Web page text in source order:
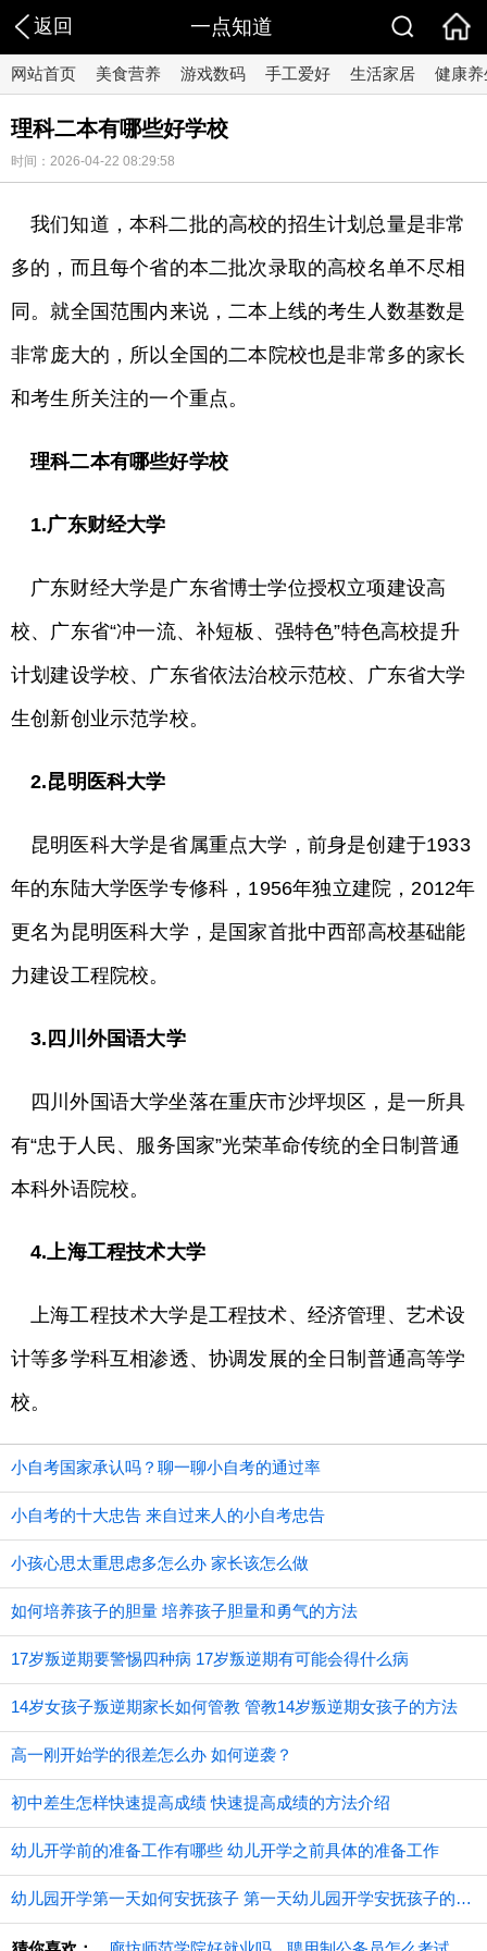
返回 一点知道
网站首页 美食营养 游戏数码 手工爱好 生活家居 健康养
理科二本有哪些好学校
时间：2026-04-22 08:29:58
我们知道，本科二批的高校的招生计划总量是非常
多的，而且每个省的本二批次录取的高校名单不尽相
同。就全国范围内来说，二本上线的考生人数基数是
非常庞大的，所以全国的二本院校也是非常多的家长
和考生所关注的一个重点。
理科二本有哪些好学校
1.广东财经大学
广东财经大学是广东省博士学位授权立项建设高
校、广东省“冲一流、补短板、强特色”特色高校提升
计划建设学校、广东省依法治校示范校、广东省大学
生创新创业示范学校。
2.昆明医科大学
昆明医科大学是省属重点大学，前身是创建于1933
年的东陆大学医学专修科，1956年独立建院，2012年
更名为昆明医科大学，是国家首批中西部高校基础能
力建设工程院校。
3.四川外国语大学
四川外国语大学坐落在重庆市沙坪坝区，是一所具
有“忠于人民、服务国家”光荣革命传统的全日制普通
本科外语院校。
4.上海工程技术大学
上海工程技术大学是工程技术、经济管理、艺术设
计等多学科互相渗透、协调发展的全日制普通高等学
校。
小自考国家承认吗？聊一聊小自考的通过率
小自考的十大忠告 来自过来人的小自考忠告
小孩心思太重思虑多怎么办 家长该怎么做
如何培养孩子的胆量 培养孩子胆量和勇气的方法
17岁叛逆期要警惕四种病 17岁叛逆期有可能会得什么病
14岁女孩子叛逆期家长如何管教 管教14岁叛逆期女孩子的方法
高一刚开始学的很差怎么办 如何逆袭？
初中差生怎样快速提高成绩 快速提高成绩的方法介绍
幼儿开学前的准备工作有哪些 幼儿开学之前具体的准备工作
幼儿园开学第一天如何安抚孩子 第一天幼儿园开学安抚孩子的注意事项